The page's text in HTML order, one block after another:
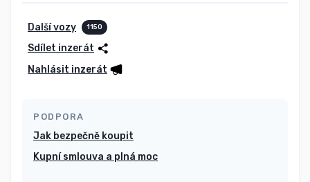
Další vozy 1150
Sdílet inzerát
Nahlásit inzerát
PODPORA
Jak bezpečně koupit
Kupní smlouva a plná moc